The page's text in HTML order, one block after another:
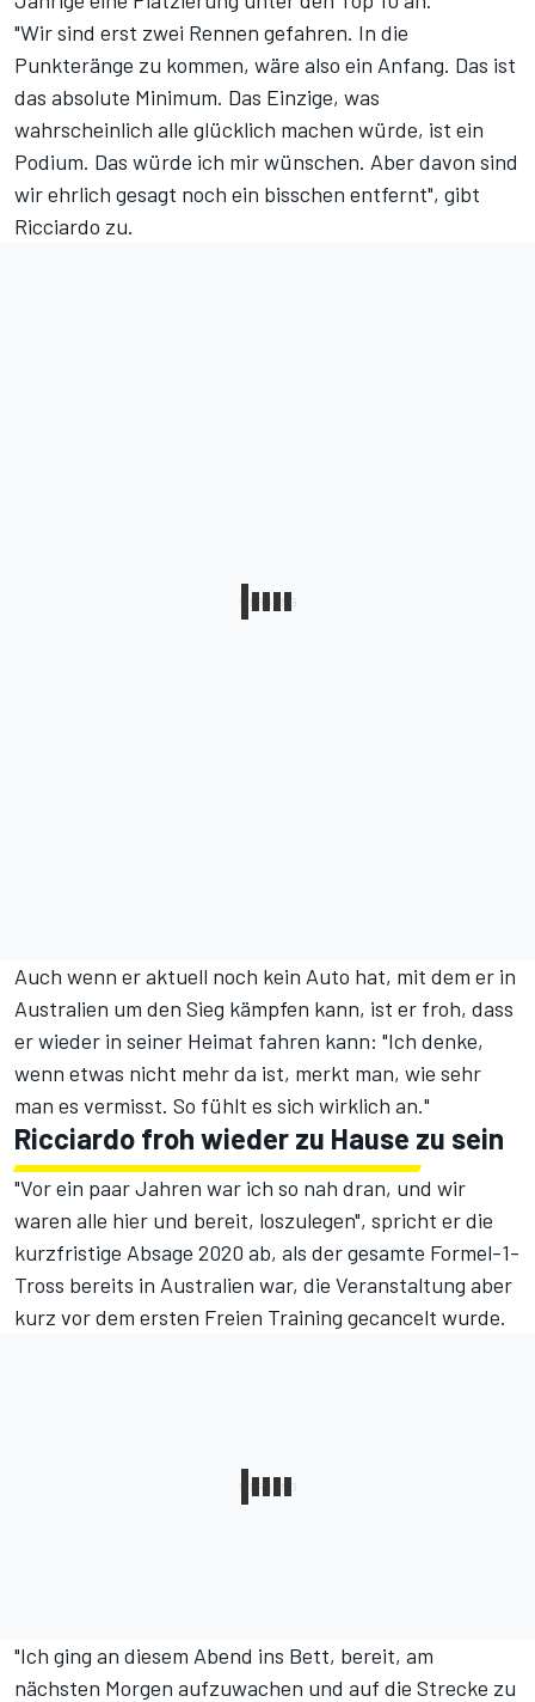
"Wir sind erst zwei Rennen gefahren. In die
Punkteränge zu kommen, wäre also ein Anfang. Das ist
das absolute Minimum. Das Einzige, was
wahrscheinlich alle glücklich machen würde, ist ein
Podium. Das würde ich mir wünschen. Aber davon sind
wir ehrlich gesagt noch ein bisschen entfernt", gibt
Ricciardo zu.
Auch wenn er aktuell noch kein Auto hat, mit dem er in
Australien um den Sieg kämpfen kann, ist er froh, dass
er wieder in seiner Heimat fahren kann: "Ich denke,
wenn etwas nicht mehr da ist, merkt man, wie sehr
man es vermisst. So fühlt es sich wirklich an."
Ricciardo froh wieder zu Hause zu sein
"Vor ein paar Jahren war ich so nah dran, und wir
waren alle hier und bereit, loszulegen", spricht er die
kurzfristige Absage 2020 ab, als der gesamte Formel-1-
Tross bereits in Australien war, die Veranstaltung aber
kurz vor dem ersten Freien Training gecancelt wurde.
"Ich ging an diesem Abend ins Bett, bereit, am
nächsten Morgen aufzuwachen und auf die Strecke zu